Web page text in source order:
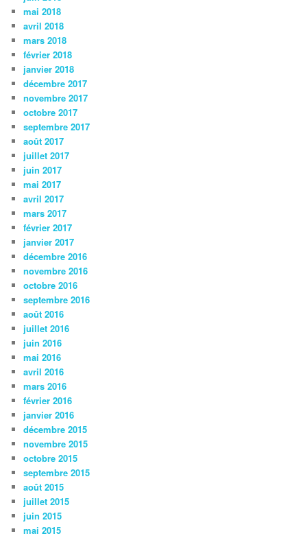
mai 2018
avril 2018
mars 2018
février 2018
janvier 2018
décembre 2017
novembre 2017
octobre 2017
septembre 2017
août 2017
juillet 2017
juin 2017
mai 2017
avril 2017
mars 2017
février 2017
janvier 2017
décembre 2016
novembre 2016
octobre 2016
septembre 2016
août 2016
juillet 2016
juin 2016
mai 2016
avril 2016
mars 2016
février 2016
janvier 2016
décembre 2015
novembre 2015
octobre 2015
septembre 2015
août 2015
juillet 2015
juin 2015
mai 2015